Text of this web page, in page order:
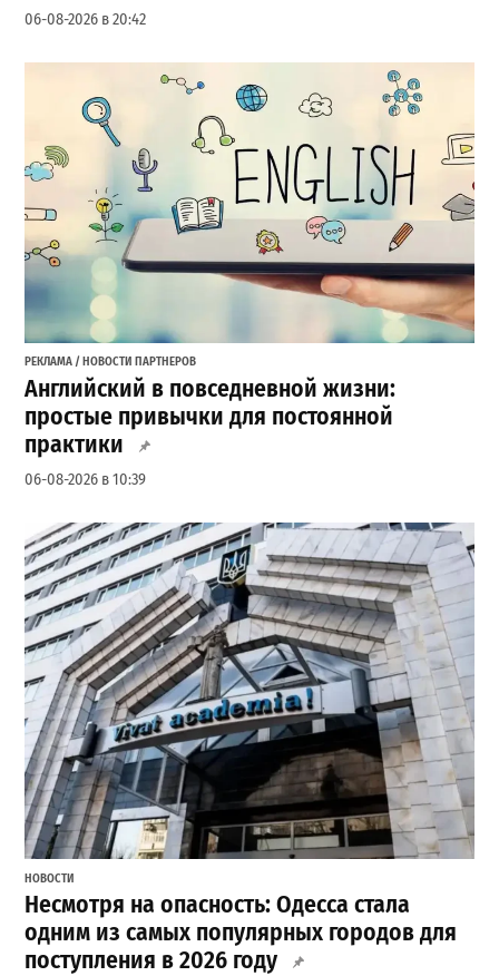
06-08-2026 в 20:42
РЕКЛАМА / НОВОСТИ ПАРТНЕРОВ
Английский в повседневной жизни:
простые привычки для постоянной
практики
06-08-2026 в 10:39
НОВОСТИ
Несмотря на опасность: Одесса стала
одним из самых популярных городов для
поступления в 2026 году